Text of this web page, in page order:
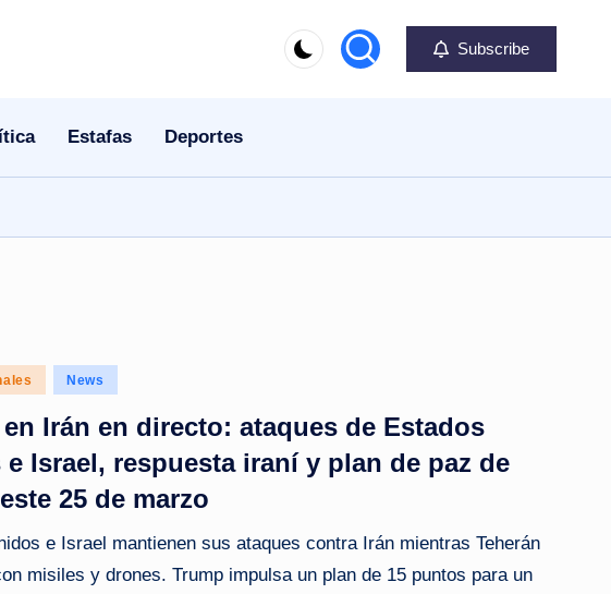
Subscribe
Estafas Deportes
News
Irán en directo: ataques de Estados
e Israel, respuesta iraní y plan de paz de
25 de marzo
e Israel mantienen sus ataques contra Irán mientras Teherán
misiles y drones. Trump impulsa un plan de 15 puntos para un